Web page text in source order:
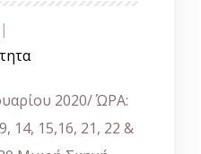
2020/ ΏΡΑ:
14, 15,16, 21, 22 &